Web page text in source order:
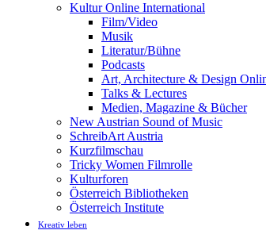
Kultur Online International
Film/Video
Musik
Literatur/Bühne
Podcasts
Art, Architecture & Design
Talks & Lectures
Medien, Magazine & Bücher
New Austrian Sound of Music
SchreibArt Austria
Kurzfilmschau
Tricky Women Filmrolle
Kulturforen
Österreich Bibliotheken
Österreich Institute
Kreativ leben